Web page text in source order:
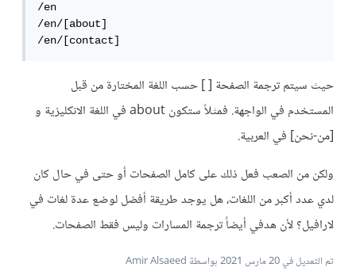
/en
/en/[about]
/en/[contact]
حيث سيتم ترجمة الصفحة [ ] حسب اللغة المختارة من قبل
المستخدم في الواجهة. فمثلاً ستكون about في اللغة الانكليزية و
[من-نحن] في العربية.
ولكن من الصعب فعل ذلك على كامل الصفحات أو حتى في حال كان
لدي عدد أكبر من اللغات، هل يوجد طريقة أفضل لوضع عدة لغات في
لارافيل؟ لأن هدفي أيضاً ترجمة المسارات وليس فقط الصفحات.
تم التعديل في20 مارس 2021 بواسطة Amir Alsaeed